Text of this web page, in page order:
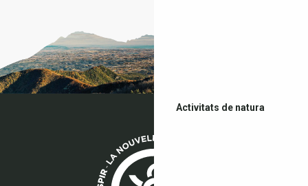
Activitats de natura